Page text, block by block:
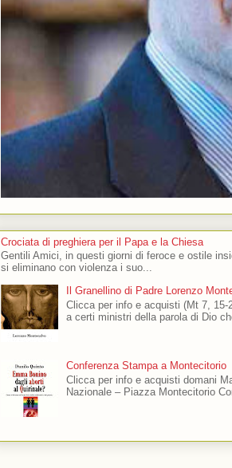
Crociata di preghiera per il Papa e la Chiesa
Gentili Amici, in questi giorni di feroce e ostile
si eliminano con violenza i suo...
Il Granellino di Padre Lorenzo
Clicca per info e acquisti (Mt 7,
a certi ministri della parola di Dio
Conferenza Stampa a Montecitorio
Clicca per info e acquisti domani
Nazionale – Piazza Montecitorio